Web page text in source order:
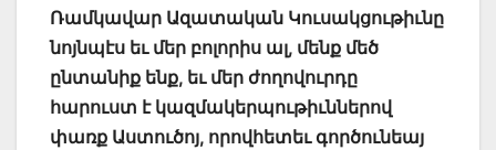
Ռամկավար Ազատական Կուսակցութիւնը
նոյնպէս եւ մեր բոլորիս ալ, մենք մեծ
ընտանիք ենք, եւ մեր ժողովուրդը
հարուստ է կազմակերպութիւններով
փառք Աստուծոյ, որովհետեւ գործունեայ